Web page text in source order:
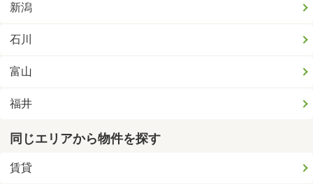
新潟
石川
富山
福井
同じエリアから物件を探す
賃貸